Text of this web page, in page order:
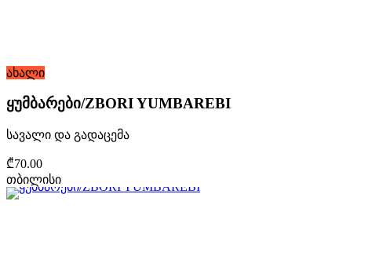
ახალი
ყუმბარები/ZBORI YUMBAREBI
სავალი და გადაცემა
₾70.00
თბილისი